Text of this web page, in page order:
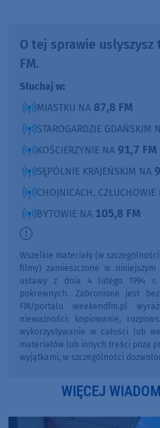
O tej sprawie
FM.
Słuchaj w:
MIASTKU NA 87,8 FM
STAROGARDZIE GDAŃSKIM
KOŚCIERZYNIE NA 91,7 FM
SĘPÓLNIE KRAJEŃSKIM NA
CHOJNICACH,
BYTOWIE NA 105,8 FM
Wszelkie materiały (w
filmy) zamieszczone w
ustawy z dnia 4 lutego 1994
pokrewnych. Zabronione jest
FM/portalu weekendfm.pl
nieważności: kopiowanie,
wykorzystywanie w całości lub
materiałów lub innych treści poza
wyjątkami, w szczególności
WIĘCEJ